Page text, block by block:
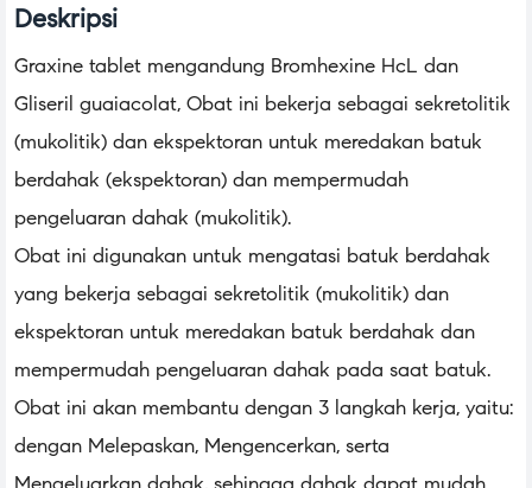
Deskripsi
Graxine tablet mengandung Bromhexine HcL dan
Gliseril guaiacolat, Obat ini bekerja sebagai sekretolitik
(mukolitik) dan ekspektoran untuk meredakan batuk
berdahak (ekspektoran) dan mempermudah
pengeluaran dahak (mukolitik).
Obat ini digunakan untuk mengatasi batuk berdahak
yang bekerja sebagai sekretolitik (mukolitik) dan
ekspektoran untuk meredakan batuk berdahak dan
mempermudah pengeluaran dahak pada saat batuk.
Obat ini akan membantu dengan 3 langkah kerja, yaitu:
dengan Melepaskan, Mengencerkan, serta